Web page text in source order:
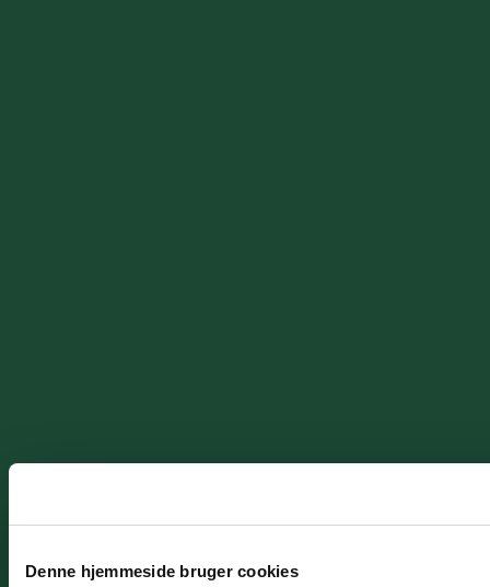
Denne hjemmeside bruger cookies